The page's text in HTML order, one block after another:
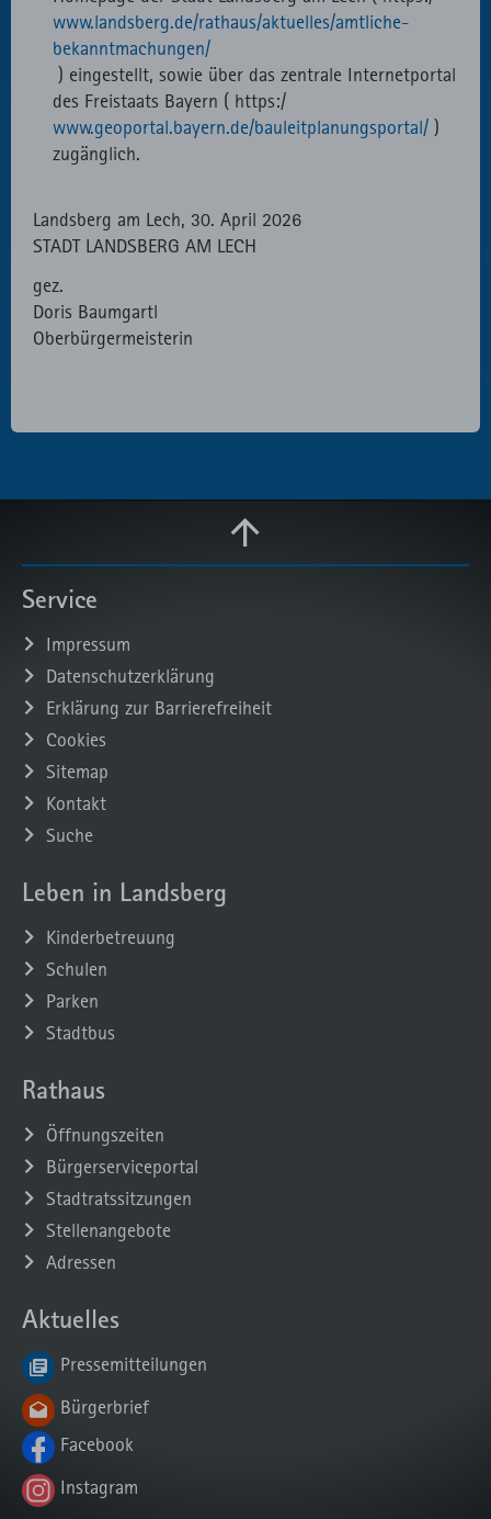
www.landsberg.de/rathaus/aktuelles/amtliche-
bekanntmachungen/
) eingestellt, sowie über das zentrale Internetportal
des Freistaats Bayern ( https:/
www.geoportal.bayern.de/bauleitplanungsportal/ )
zugänglich.
Landsberg am Lech, 30. April 2026
STADT LANDSBERG AM LECH
gez.
Doris Baumgartl
Oberbürgermeisterin
Service
Impressum
Datenschutzerklärung
Erklärung zur Barrierefreiheit
Cookies
Sitemap
Kontakt
Suche
Leben in Landsberg
Kinderbetreuung
Schulen
Parken
Stadtbus
Rathaus
Öffnungszeiten
Bürgerserviceportal
Stadtratssitzungen
Stellenangebote
Adressen
Aktuelles
Pressemitteilungen
Bürgerbrief
Facebook
Instagram